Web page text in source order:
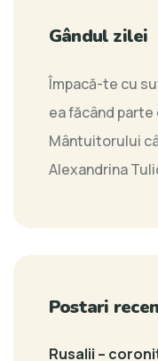
Gândul zilei
Împacă-te cu
ea făcând
Mântuitorului
Alexandrina
Postari
Rusalii –